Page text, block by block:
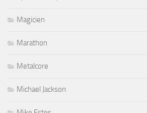
Magicien
Marathon
Metalcore
Michael Jackson